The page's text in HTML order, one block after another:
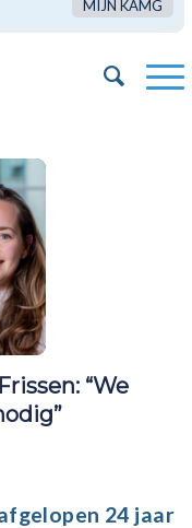
MIJN KAMG
“We
24 jaar